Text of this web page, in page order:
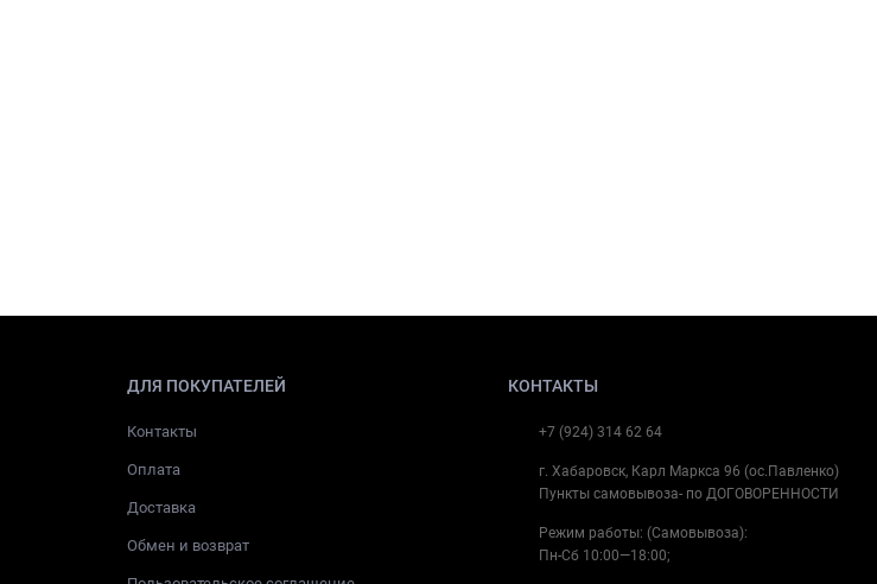
ДЛЯ ПОКУПАТЕЛЕЙ
Контакты
Оплата
Доставка
Обмен и возврат
КОНТАКТЫ
+7 (924) 314 62 64
г. Хабаровск, Карл Маркса 96 (ос.Павленко)
Пункты самовывоза- по ДОГОВОРЕННОСТИ
Режим работы: (Самовывоза):
Пн-Cб 10:00—18:00;